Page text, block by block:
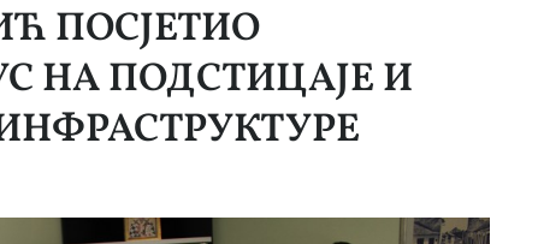
ПОСЈЕТИО
НА ПОДСТИЦАЈЕ И